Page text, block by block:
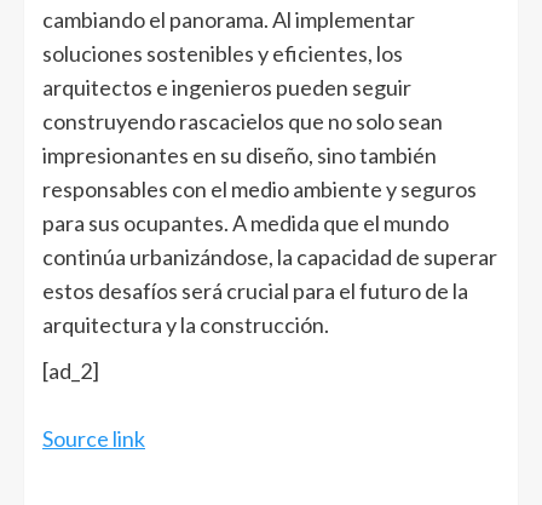
cambiando el panorama. Al implementar
soluciones sostenibles y eficientes, los
arquitectos e ingenieros pueden seguir
construyendo rascacielos que no solo sean
impresionantes en su diseño, sino también
responsables con el medio ambiente y seguros
para sus ocupantes. A medida que el mundo
continúa urbanizándose, la capacidad de superar
estos desafíos será crucial para el futuro de la
arquitectura y la construcción.
[ad_2]
Source link